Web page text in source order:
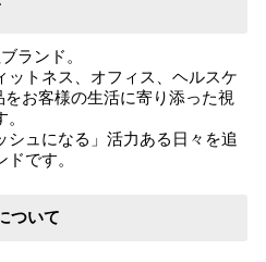
ランド。
ットネス、オフィス、ヘルスケ
お客様の⽣活に寄り添った視
シュになる」活⼒ある⽇々を追
です。
ついて